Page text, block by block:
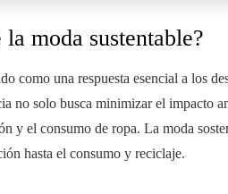
moda sustentable?
como una respuesta esencial a los
no solo busca minimizar el impacto
y el consumo de ropa. La moda
hasta el consumo y reciclaje.